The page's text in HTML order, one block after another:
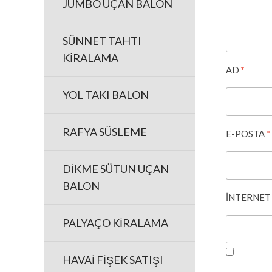
JUMBO UÇAN BALON
SÜNNET TAHTI
KİRALAMA
YOL TAKI BALON
RAFYA SÜSLEME
DİKME SÜTUN UÇAN
BALON
PALYAÇO KİRALAMA
HAVAİ FİŞEK SATIŞI
AD *
E-POSTA*
İNTERNET